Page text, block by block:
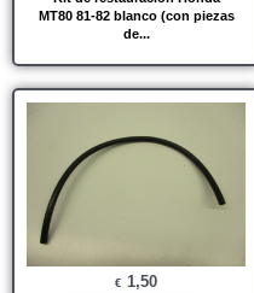
MT80 81-82 blanco (con piezas
de...
€ 1,50